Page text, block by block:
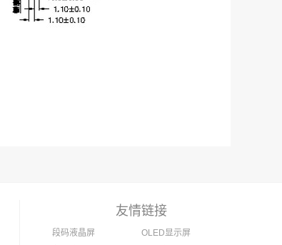
友情链接
段码液晶屏 OLED显示屏